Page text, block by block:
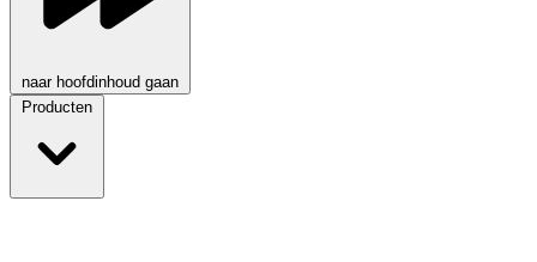
naar hoofdinhoud gaan
Producten